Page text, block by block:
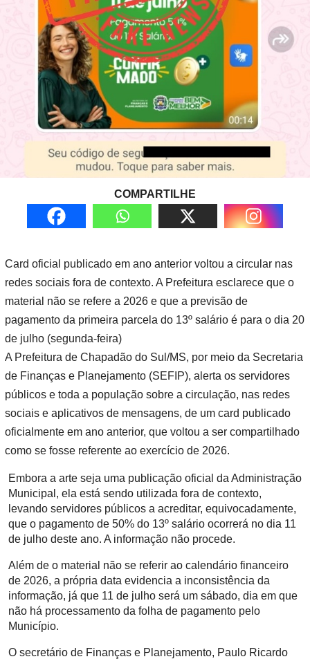
COMPARTILHE
Card oficial publicado em ano anterior voltou a circular nas
redes sociais fora de contexto. A Prefeitura esclarece que o
material não se refere a 2026 e que a previsão de
pagamento da primeira parcela do 13º salário é para o dia 20
de julho (segunda-feira)
A Prefeitura de Chapadão do Sul/MS, por meio da Secretaria
de Finanças e Planejamento (SEFIP), alerta os servidores
públicos e toda a população sobre a circulação, nas redes
sociais e aplicativos de mensagens, de um card publicado
oficialmente em ano anterior, que voltou a ser compartilhado
como se fosse referente ao exercício de 2026.
Embora a arte seja uma publicação oficial da Administração
Municipal, ela está sendo utilizada fora de contexto,
levando servidores públicos a acreditar, equivocadamente,
que o pagamento de 50% do 13º salário ocorrerá no dia 11
de julho deste ano. A informação não procede.
Além de o material não se referir ao calendário financeiro
de 2026, a própria data evidencia a inconsistência da
informação, já que 11 de julho será um sábado, dia em que
não há processamento da folha de pagamento pelo
Município.
O secretário de Finanças e Planejamento, Paulo Ricardo